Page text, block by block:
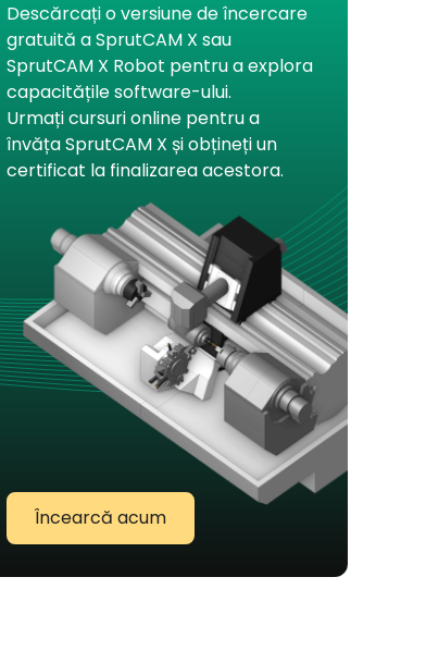
Descărcați o versiune de încercare
gratuită a SprutCAM X sau
SprutCAM X Robot pentru a explora
capacitățile software-ului.
Urmați cursuri online pentru a
învăța SprutCAM X și obțineți un
certificat la finalizarea acestora.
Încearcă acum